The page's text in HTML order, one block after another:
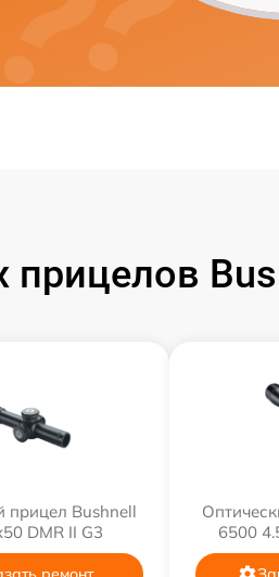
прицел Bushnell
DMR II G3
6500